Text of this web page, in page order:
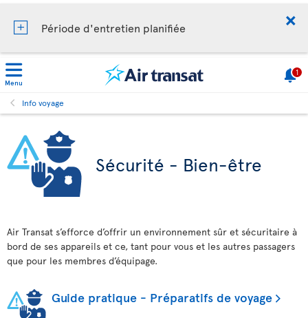
Période d'entretien planifiée
Menu
1
Info voyage
Sécurité - Bien-être
Air Transat s’efforce d’offrir un environnement sûr et sécuritaire à
bord de ses appareils et ce, tant pour vous et les autres passagers
que pour les membres d’équipage.
Guide pratique - Préparatifs de voyage